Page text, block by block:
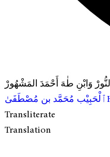
وَابْنِ طٰهَ أَحْمَدَ المَشْهُورْ
ٱلْحَبِيْب مُحَمَّد بن مُصْطَفَىٰ
Transliterate
Translation